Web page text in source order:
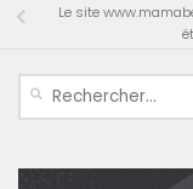
Le site
Rechercher :